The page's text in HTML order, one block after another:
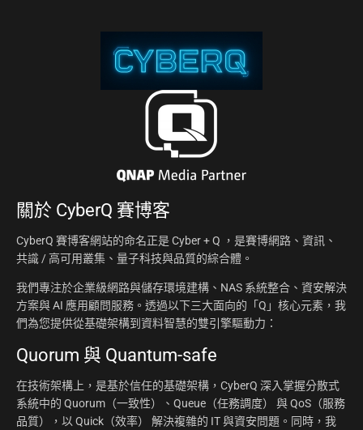
關於 CyberQ 賽博客
CyberQ 賽博客網站的命名正是 Cyber + Q ，是賽博網路、資訊、
共識 / 高可用叢集、量子科技與品質的綜合體。
我們專注於企業級網路與儲存環境建構、NAS 系統整合、資安解決
方案與 AI 應用顧問服務。透過以下三大面向的「Q」核心元素，我
們為您提供從基礎架構到資料智慧的雙引擎驅動力：
Quorum 與 Quantum-safe
在技術架構上，是基於信任的基礎架構，CyberQ 深入掌握分散式
系統中的 Quorum（一致性）、Queue（任務調度） 與 QoS（服務
品質），以 Quick（效率） 解決複雜的 IT 與資安問題。同時，我